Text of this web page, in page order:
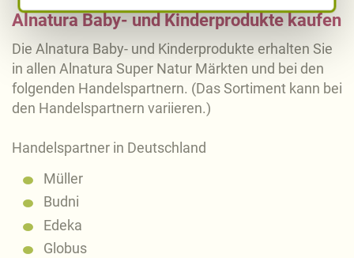
Ihre Einwilligung zur Datenverarbeitung und
-übermittlung widerrufen und Tools deaktivieren.
Ausführliche Informationen finden Sie in unserer
Datenschutzerklärung.
Näheres über uns erfahren Sie in unserem
Alnatura Baby- und Kinderprodukte kaufen
Die Alnatura Baby- und Kinderprodukte erhalten Sie
in allen Alnatura Super Natur Märkten und bei den
folgenden Handelspartnern. (Das Sortiment kann bei
den Handelspartnern variieren.)
Handelspartner in Deutschland
Müller
Budni
Edeka
Globus